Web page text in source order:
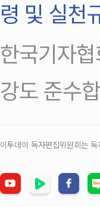
령 및 실천
한국기자
강도 준수
이투데이 독자편집위원회는